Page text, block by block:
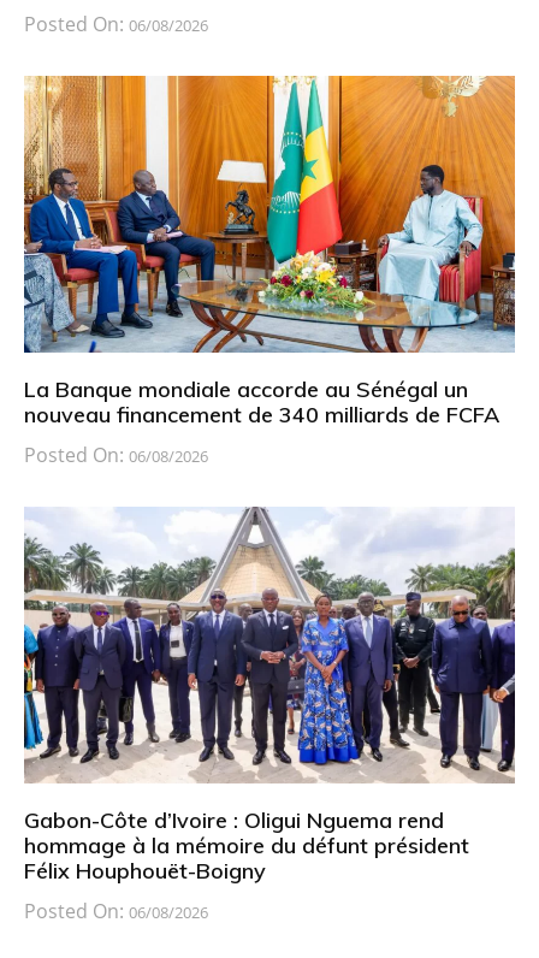
Posted On: 06/08/2026
La Banque mondiale accorde au Sénégal un
nouveau financement de 340 milliards de FCFA
Posted On: 06/08/2026
Gabon-Côte d’Ivoire : Oligui Nguema rend
hommage à la mémoire du défunt président
Félix Houphouët-Boigny
Posted On: 06/08/2026